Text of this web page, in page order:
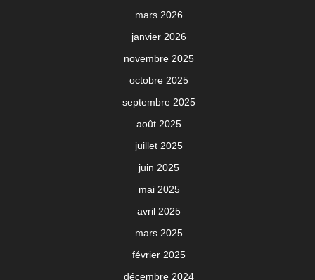
mars 2026
janvier 2026
novembre 2025
octobre 2025
septembre 2025
août 2025
juillet 2025
juin 2025
mai 2025
avril 2025
mars 2025
février 2025
décembre 2024